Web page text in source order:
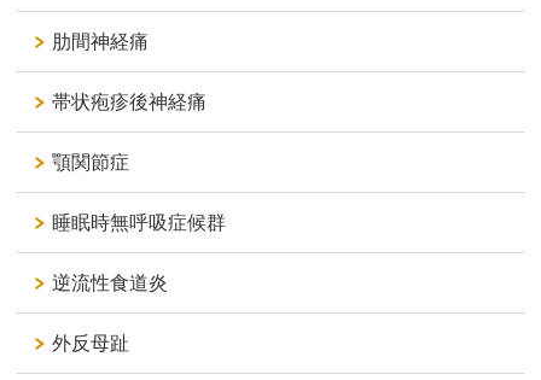
肋間神経痛
帯状疱疹後神経痛
顎関節症
睡眠時無呼吸症候群
逆流性食道炎
外反母趾